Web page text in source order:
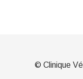
© Clinique